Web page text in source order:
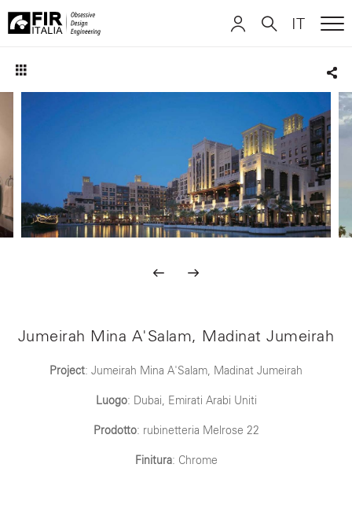
Italia
IT
Jumeirah Mina A'Salam, Madinat Jumeirah
Project: Jumeirah Mina A'Salam, Madinat Jumeirah
Luogo: Dubai, Emirati Arabi Uniti
Prodotto: rubinetteria Melrose 22
Finitura: Chrome
DEUTSCH
DEUTSCH